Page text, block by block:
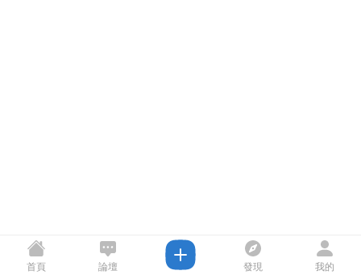
首頁 論壇 發現 我的